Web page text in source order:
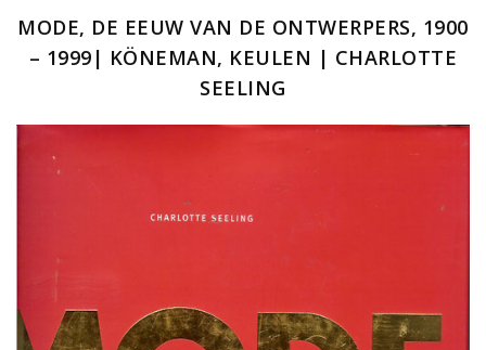
MODE, DE EEUW VAN DE ONTWERPERS, 1900
– 1999| KÖNEMAN, KEULEN | CHARLOTTE
SEELING